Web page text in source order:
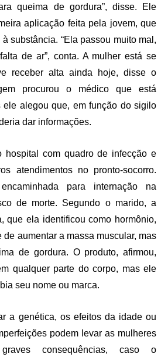
queima de gordura”, disse. Ele
aplicação feita pela jovem, que
substância. “Ela passou muito mal,
de ar”, conta. A mulher está se
receber alta ainda hoje, disse o
procurou o médico que está
ele alegou que, em função do sigilo
dar informações.
hospital com quadro de infecção e
atendimentos no pronto-socorro.
para internação na
de morte. Segundo o marido, a
que ela identificou como hormônio,
de aumentar a massa muscular, mas
de gordura. O produto, afirmou,
qualquer parte do corpo, mas ele
seu nome ou marca.
a genética, os efeitos da idade ou
podem levar as mulheres
consequências, caso o